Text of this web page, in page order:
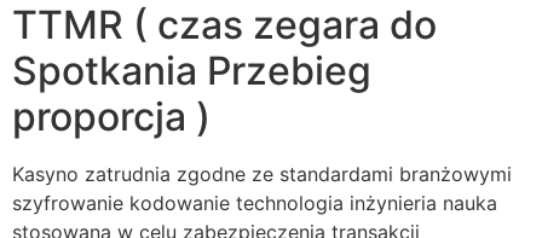
TTMR ( czas zegara do
Spotkania Przebieg
proporcja )
Kasyno zatrudnia zgodne ze standardami branżowymi
szyfrowanie kodowanie technologia inżynieria nauka
stosowana w celu zabezpieczenia transakcji